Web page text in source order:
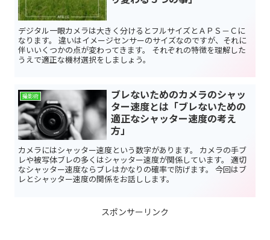
デジタル一眼カメラは大きく分けるとフルサイズとＡＰＳ－Ｃに
なります。 違いはイメージセンサーのサイズなのですが、それに
伴いいくつかの点が変わってきます。 それぞれの特徴を理解した
うえで適正な機材選択をしましょう。
撮影術
ブレないためのカメラのシャッ
ター速度とは「ブレないための
適正なシャッター速度の考え
方」
カメラにはシャッター速度という数字があります。 カメラの手ブ
レや被写体ブレの多くはシャッター速度が関係しています。 適切
なシャッター速度ならブレはかなりの確率で防げます。 今回はブ
レとシャッター速度の関係をお話しします。
スポンサーリンク